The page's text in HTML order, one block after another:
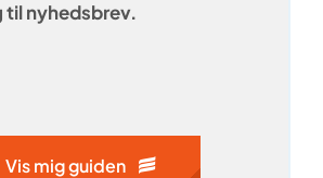
nyhedsbrev.
Vis mig guiden